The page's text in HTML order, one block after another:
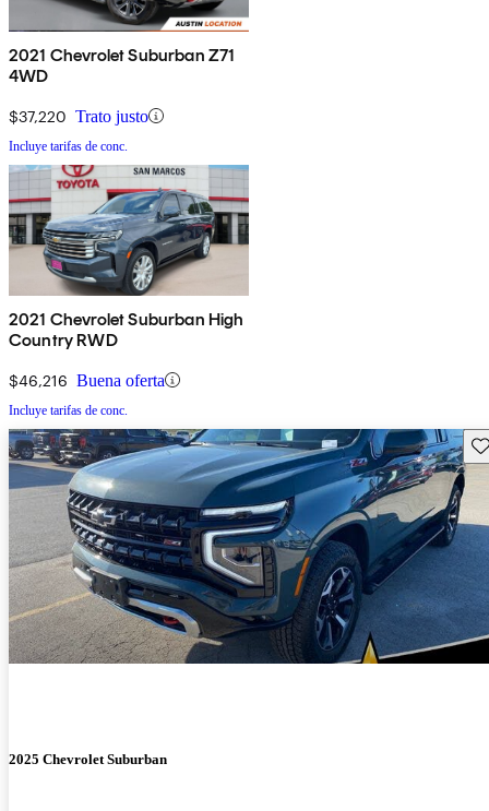
2021 Chevrolet Suburban Z71
4WD
$37,220 Trato justo
Incluye tarifas de conc.
2021 Chevrolet Suburban High
Country RWD
$46,216 Buena oferta
Incluye tarifas de conc.
2025 Chevrolet Suburban